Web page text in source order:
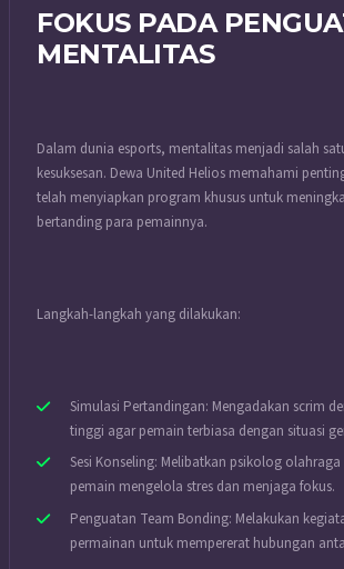
FOKUS PADA
MENTALITAS
Dalam dunia esports, mentalitas menjadi salah
kesuksesan. Dewa United Helios memahami
telah menyiapkan program khusus untuk
bertanding para pemainnya.
Langkah-langkah yang dilakukan:
Simulasi Pertandingan: Mengadakan scrim
tinggi agar pemain terbiasa dengan situasi
Sesi Konseling: Melibatkan psikolog
pemain mengelola stres dan menjaga fokus.
Penguatan Team Bonding: Melakukan
permainan untuk mempererat hubungan